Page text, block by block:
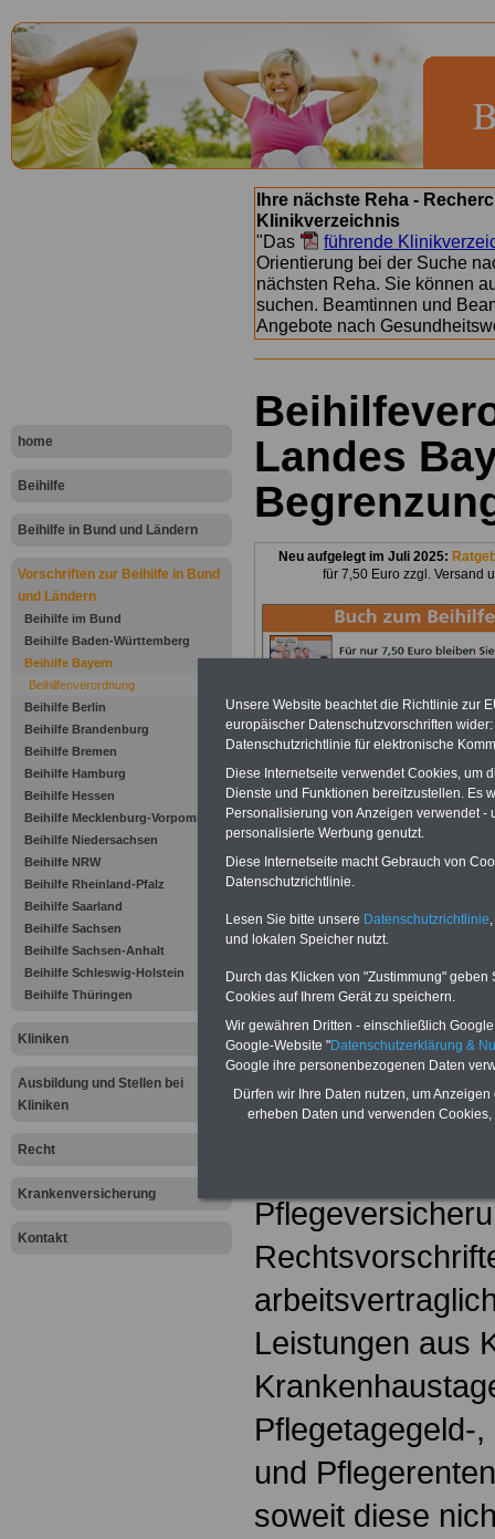
home
Beihilfe
Beihilfe in Bund und Ländern
Vorschriften zur Beihilfe in Bund
und Ländern
Beihilfe im Bund
Beihilfe Baden-Württemberg
Beihilfe Bayern
Beihilfenverordnung
Beihilfe Berlin
Beihilfe Brandenburg
Beihilfe Bremen
Beihilfe Hamburg
Beihilfe Hessen
Beihilfe Mecklenburg-Vorpommern
Beihilfe Niedersachsen
Beihilfe NRW
Beihilfe Rheinland-Pfalz
Beihilfe Saarland
Beihilfe Sachsen
Beihilfe Sachsen-Anhalt
Beihilfe Schleswig-Holstein
Beihilfe Thüringen
Kliniken
Ausbildung und Stellen bei
Kliniken
Recht
Krankenversicherung
Kontakt
Ihre nächste Reha -
Klinikverzeichnis
"Das
führende
Orientierung bei der Suche
nächsten Reha. Sie können
suchen. Beamtinnen und
Angebote nach
Landes
Neu aufgelegt im Juli 2025:
für 7,50 Euro zzgl. Versand
Zu Indikationen von A bis Z und
Zur Übersicht
Bayern:
§ 47
(1) Bei
von Art. 96 Abs.
handelt es sich
Leistungen aus
Pflegetagegeld-
und
soweit diese
Unsere Website beachtet die Richtlinie zur
europäischer Datenschutzvorschriften
Datenschutzrichtlinie für elektronische
Diese Internetseite verwendet Cookies, um
Dienste und Funktionen bereitzustellen. Es
Personalisierung von Anzeigen verwendet
personalisierte Werbung genutzt.
Diese Internetseite macht Gebrauch von
Datenschutzrichtlinie.
Lesen Sie bitte unsere Datenschutzrichtlinie
und lokalen Speicher nutzt.
Durch das Klicken von "Zustimmung"
Cookies auf Ihrem Gerät zu speichern.
Wir gewähren Dritten - einschließlich
Google-Website "Datenschutzerklärung &
Google ihre personenbezogenen Daten
Dürfen wir Ihre Daten nutzen, um
erheben Daten und verwenden